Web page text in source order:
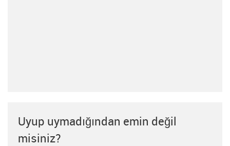
Uyup uymadığından emin değil
misiniz?